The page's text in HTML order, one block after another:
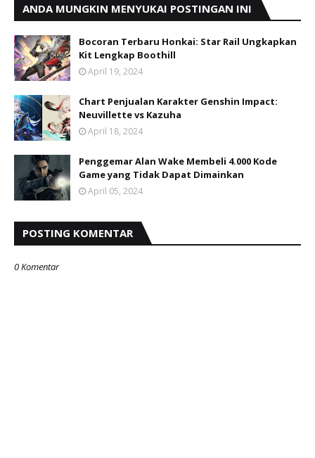
ANDA MUNGKIN MENYUKAI POSTINGAN INI
Bocoran Terbaru Honkai: Star Rail Ungkapkan
Kit Lengkap Boothill
April 19, 2024
Chart Penjualan Karakter Genshin Impact:
Neuvillette vs Kazuha
April 18, 2024
Penggemar Alan Wake Membeli 4.000 Kode
Game yang Tidak Dapat Dimainkan
April 05, 2024
POSTING KOMENTAR
0 Komentar